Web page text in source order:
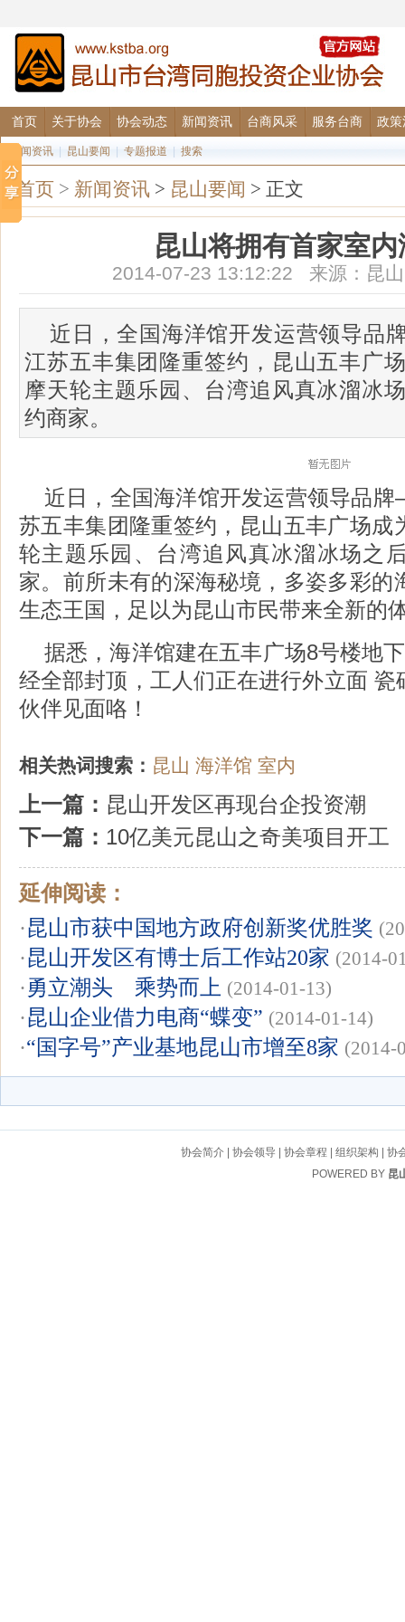
首页 关于协会 协会动态 新闻资讯 台商风采 服务台商 政策
要闻资讯 昆山要闻 专题报道 搜索
首页 > 新闻资讯 > 昆山要闻 > 正文
昆山将拥有首家室
2014-07-23 13:12:22 来源：昆
近日，全国海洋馆开发运营领导
江苏五丰集团隆重签约，昆山五丰广
摩天轮主题乐园、台湾追风真冰溜冰
约商家。
近日，全国海洋馆开发运营领导品
苏五丰集团隆重签约，昆山五丰广场成
轮主题乐园、台湾追风真冰溜冰场之
家。前所未有的深海秘境，多姿多彩的
生态王国，足以为昆山市民带来全新的
据悉，海洋馆建在五丰广场8号楼地
经全部封顶，工人们正在进行外立面
伙伴见面咯！
相关热词搜索： 昆山 海洋馆 室内
上一篇： 昆山开发区再现台企投资潮
下一篇： 10亿美元昆山之奇美项目开工
延伸阅读：
·昆山市获中国地方政府创新奖优胜奖
·昆山开发区有博士后工作站20家 (2014-
·勇立潮头 乘势而上 (2014-01-13)
·昆山企业借力电商“蝶变” (2014-01-14)
·“国字号”产业基地昆山市增至8家 (2014-
协会简介 |协会领导 |协会章程 |组织架构 |协
POWERED BY 昆